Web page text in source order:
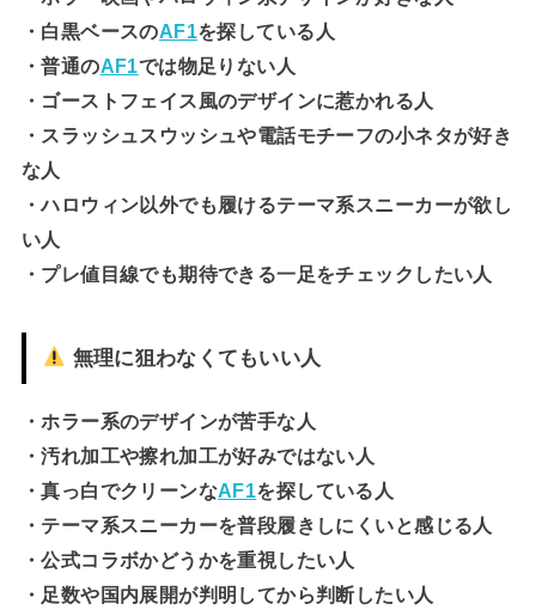
・白黒ベースのAF1を探している人
・普通のAF1では物足りない人
・ゴーストフェイス風のデザインに惹かれる人
・スラッシュスウッシュや電話モチーフの小ネタが好き
な人
・ハロウィン以外でも履けるテーマ系スニーカーが欲し
い人
・プレ値目線でも期待できる一足をチェックしたい人
無理に狙わなくてもいい人
・ホラー系のデザインが苦手な人
・汚れ加工や擦れ加工が好みではない人
・真っ白でクリーンなAF1を探している人
・テーマ系スニーカーを普段履きしにくいと感じる人
・公式コラボかどうかを重視したい人
・足数や国内展開が判明してから判断したい人